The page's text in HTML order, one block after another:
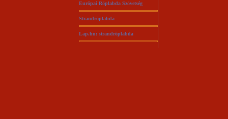
Európai Röplabda Szövetség
Strandröplabda
Lap.hu: strandröplabda